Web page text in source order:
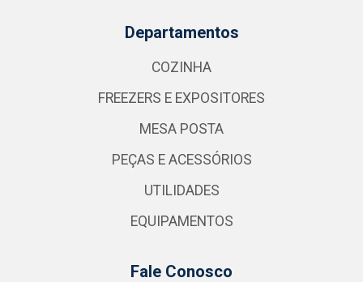
Departamentos
COZINHA
FREEZERS E EXPOSITORES
MESA POSTA
PEÇAS E ACESSÓRIOS
UTILIDADES
EQUIPAMENTOS
Fale Conosco